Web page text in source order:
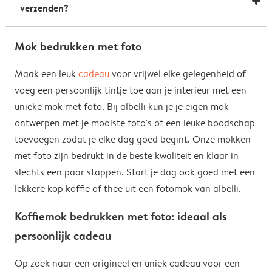
Heel handig: je kunt er dus uit drinken, je drank
opwarmen en je fotomok na de afwas opnieuw
gebruiken. De enige uitzondering hierop zijn onze
de hand af te wassen om het magische
verrassingseffect zo goed mogelijk te behouden.
verzenden?
afhankelijk van je afleveradres en worden deze tijdens
het bestelproces berekend. Hou er rekening mee dat
de verzendkosten voor bestellingen buiten de EU geen
eventuele bijkomende kosten van het land omvatten,
zoals invoerrechten, invoer-btw en douanekosten. Wij
zijn niet verantwoordelijk voor deze kosten. Je kunt
contact opnemen met je lokale douane-autoriteiten
om te zien of er extra kosten moeten worden betaald
voor je bestelling.
Mok bedrukken met foto
Maak een leukcadeauvoor vrijwel elke gelegenheid of
voeg een persoonlijk tintje toe aan je interieur met een
unieke mok met foto. Bij albelli kun je je eigen mok
ontwerpen met je mooiste foto's of een leuke boodschap
toevoegen zodat je elke dag goed begint. Onze mokken
met foto zijn bedrukt in de beste kwaliteit en klaar in
slechts een paar stappen. Start je dag ook goed met een
lekkere kop koffie of thee uit een fotomok van albelli.
Koffiemok bedrukken met foto: ideaal als
persoonlijk cadeau
Op zoek naar een origineel en uniek cadeau voor een